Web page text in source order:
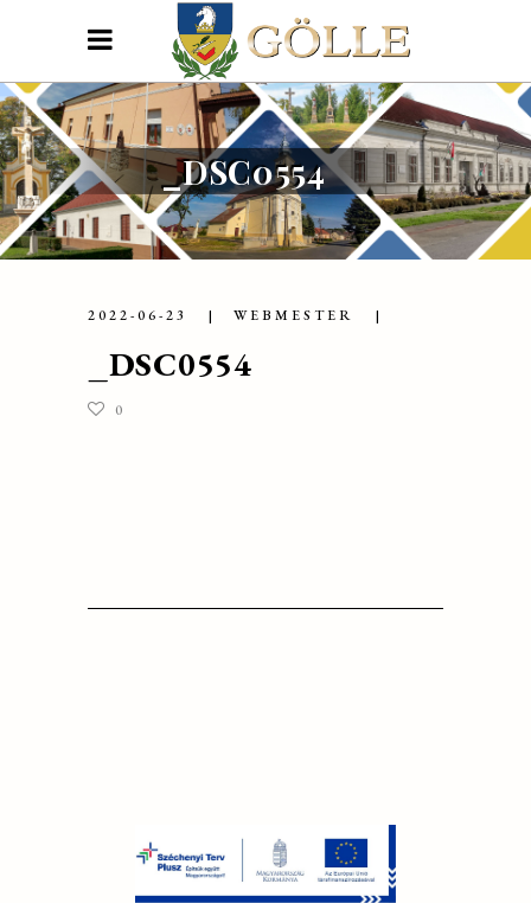
_DSC0554
2022-06-23 WEBMESTER
_DSC0554
0